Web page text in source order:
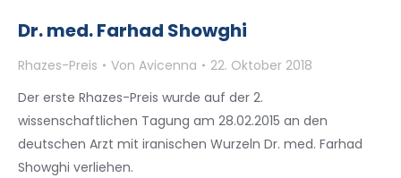
Dr. med. Farhad Showghi
Rhazes-Preis Von Avicenna
22. Oktober 2018
Der erste Rhazes-Preis wurde auf der 2.
wissenschaftlichen Tagung am 28.02.2015 an den
deutschen Arzt mit iranischen Wurzeln Dr. med. Farhad
Showghi verliehen.